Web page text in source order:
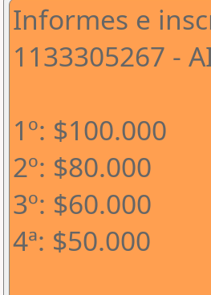
Informes e
1133305267 -
1º: $100.000
2º: $80.000
3º: $60.000
4ª: $50.000